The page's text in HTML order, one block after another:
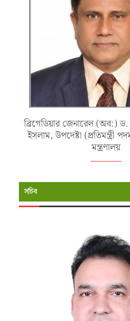
ব্রিগেডিয়ার জেনারেল (অব:)
ইসলাম, উপদেষ্টা (প্রতিমন্ত্রী
মন্ত্রণালয়
সচিব